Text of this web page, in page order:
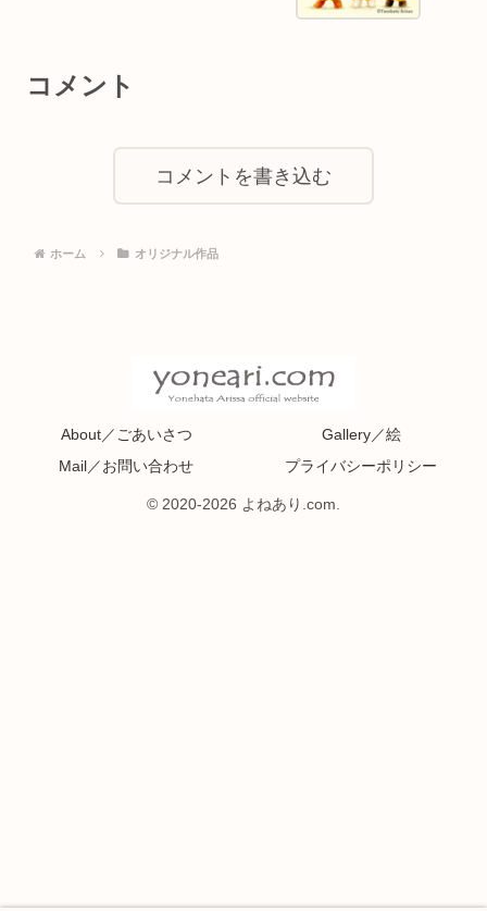
コメント
コメントを書き込む
ホーム オリジナル作品
About／ごあいさつ
Gallery／絵
Mail／お問い合わせ
プライバシーポリシー
© 2020-2026 よねあり.com.